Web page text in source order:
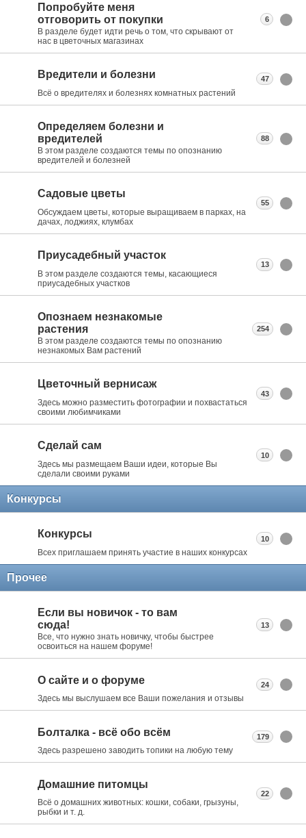
Попробуйте меня
отговорить от покупки
В разделе будет идти речь о том, что скрывают от
нас в цветочных магазинах
6
Вредители и болезни
Всё о вредителях и болезнях комнатных растений
47
Определяем болезни и
вредителей
В этом разделе создаются темы по опознанию
вредителей и болезней
88
Садовые цветы
Обсуждаем цветы, которые выращиваем в парках, на
дачах, лоджиях, клумбах
55
Приусадебный участок
В этом разделе создаются темы, касающиеся
приусадебных участков
13
Опознаем незнакомые
растения
В этом разделе создаются темы по опознанию
незнакомых Вам растений
254
Цветочный вернисаж
Здесь можно разместить фотографии и похвастаться
своими любимчиками
43
Сделай сам
Здесь мы размещаем Ваши идеи, которые Вы
сделали своими руками
10
Конкурсы
Конкурсы
Всех приглашаем принять участие в наших конкурсах
10
Прочее
Если вы новичок - то вам
сюда!
Все, что нужно знать новичку, чтобы быстрее
освоиться на нашем форуме!
13
О сайте и о форуме
Здесь мы выслушаем все Ваши пожелания и отзывы
24
Болталка - всё обо всём
Здесь разрешено заводить топики на любую тему
179
Домашние питомцы
Всё о домашних животных: кошки, собаки, грызуны,
рыбки и т. д.
22